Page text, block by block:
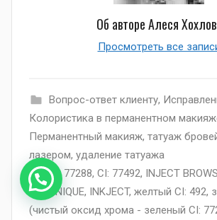
Об автореАлеся
Просмотреть все
Вопрос-ответ клиенту,
Колористика в перманентном
Перманентный макияж, татуаж
лазером, удаление татуажа
CI: 77288, CI: 77492, INJECT BROWS
TECHNIQUE, INKJECT, желтый CI: 492,
(чистый оксид хрома - зеленый CI: